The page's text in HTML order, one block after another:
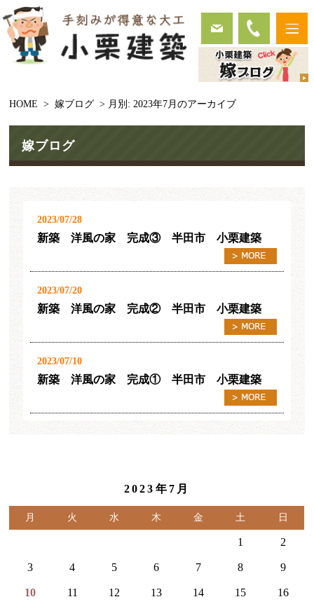
2023年7月
月 火 水 木 金 土 日
1 2
3 4 5 6 7 8 9
10 11 12 13 14 15 16
HOME >嫁ブログ > 月別: 2023年7月のアーカイブ
嫁ブログ
2023/07/28
新築 洋風の家 完成③ 半田市 小栗建築
2023/07/20
新築 洋風の家 完成② 半田市 小栗建築
2023/07/10
新築 洋風の家 完成① 半田市 小栗建築